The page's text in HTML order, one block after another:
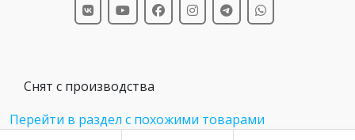
Снят с производства
Перейти в раздел с похожими товарами